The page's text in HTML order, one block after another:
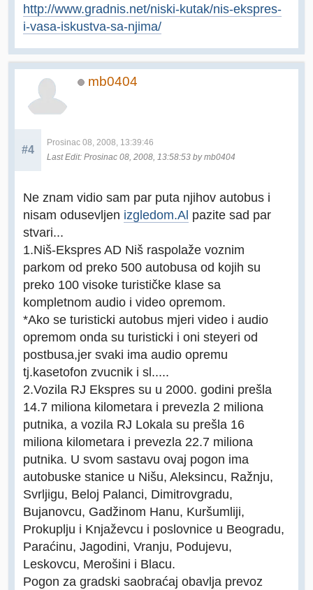
http://www.gradnis.net/niski-kutak/nis-ekspres-
i-vasa-iskustva-sa-njima/
mb0404
#4
Prosinac 08, 2008, 13:39:46
Last Edit: Prosinac 08, 2008, 13:58:53 by mb0404
Ne znam vidio sam par puta njihov autobus i
nisam odusevljen izgledom.Al pazite sad par
stvari...
1.Niš-Ekspres AD Niš raspolaže voznim
parkom od preko 500 autobusa od kojih su
preko 100 visoke turističke klase sa
kompletnom audio i video opremom.
*Ako se turisticki autobus mjeri video i audio
opremom onda su turisticki i oni steyeri od
postbusa,jer svaki ima audio opremu
tj.kasetofon zvucnik i sl.....
2.Vozila RJ Ekspres su u 2000. godini prešla
14.7 miliona kilometara i prevezla 2 miliona
putnika, a vozila RJ Lokala su prešla 16
miliona kilometara i prevezla 22.7 miliona
putnika. U svom sastavu ovaj pogon ima
autobuske stanice u Nišu, Aleksincu, Ražnju,
Svrljigu, Beloj Palanci, Dimitrovgradu,
Bujanovcu, Gadžinom Hanu, Kuršumliji,
Prokuplju i Knjaževcu i poslovnice u Beogradu,
Paraćinu, Jagodini, Vranju, Podujevu,
Leskovcu, Merošini i Blacu.
Pogon za gradski saobraćaj obavlja prevoz